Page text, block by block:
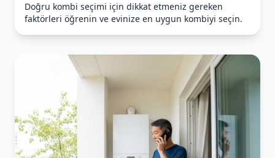
Doğru kombi seçimi için dikkat etmeniz gereken
faktörleri öğrenin ve evinize en uygun kombiyi seçin.